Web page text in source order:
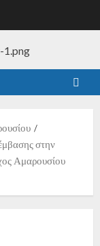
στην
Αμαρουσίου